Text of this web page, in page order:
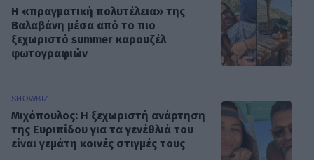
Η «πραγματική πολυτέλεια» της
Βαλαβάνη μέσα από το πιο
ξεχωριστό summer καρουζέλ
φωτογραφιών
SHOWBIZ
Μιχόπουλος: Η ξεχωριστή ανάρτηση
της Ευριπίδου για τα γενέθλιά του
είναι γεμάτη κοινές στιγμές τους